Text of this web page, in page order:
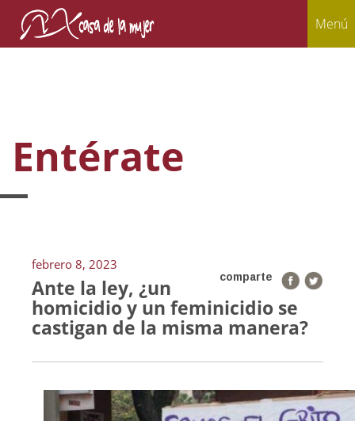
Menú
Entérate
febrero 8, 2023
comparte
Ante la ley, ¿un
homicidio y un feminicidio se
castigan de la misma manera?